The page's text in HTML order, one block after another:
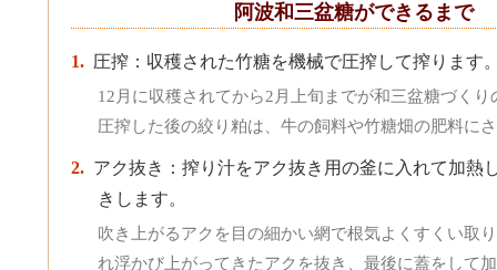
阿波和三盆糖ができるまで
圧搾：収穫された竹糖を機械で圧搾して搾ります
12月に収穫されてから2月上旬までが和三盆糖づくり
圧搾した後の絞り粕は、牛の飼料や竹糖畑の肥料に
アク抜き：搾り汁をアク抜き用の釜に入れて加熱
きします。
吹き上がるアクを目の細かい網で根気よくすくい取
れ浮かび上がってきたアクを抜き、最後に蓋をして